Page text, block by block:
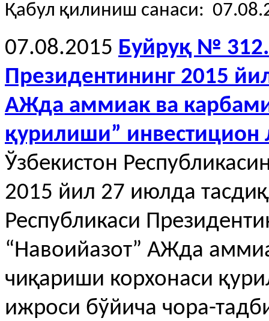
Қабул қилиниш санаси:
07.08.2015 Буйруқ № 312.
Президентининг 2015
АЖда аммиак ва
қурилиши” инвестицион
Ўзбекистон
2015 йил 27 июлда
Республикаси
“Навоийазот” АЖда
чиқариши корхонаси
ижроси бўйича чора-